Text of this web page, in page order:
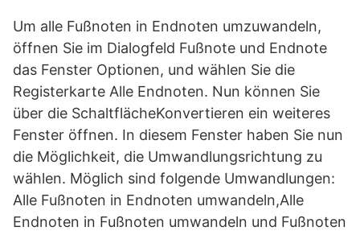
Um alle Fußnoten in Endnoten umzuwandeln,
öffnen Sie im Dialogfeld Fußnote und Endnote
das Fenster Optionen, und wählen Sie die
Registerkarte Alle Endnoten. Nun können Sie
über die SchaltflächeKonvertieren ein weiteres
Fenster öffnen. In diesem Fenster haben Sie nun
die Möglichkeit, die Umwandlungsrichtung zu
wählen. Möglich sind folgende Umwandlungen:
Alle Fußnoten in Endnoten umwandeln,Alle
Endnoten in Fußnoten umwandeln und Fußnoten